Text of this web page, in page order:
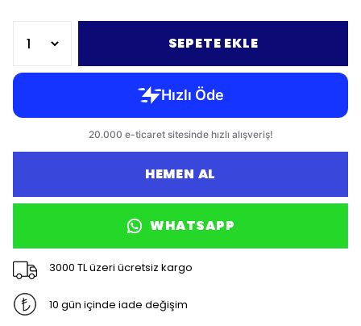
SEPETE EKLE
HEMEN AL
WHATSAPP
3000 TL üzeri ücretsiz kargo
10 gün içinde iade değişim